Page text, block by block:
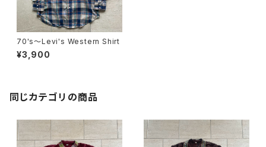
70's～Levi's Western Shirt
¥3,900
同じカテゴリの商品